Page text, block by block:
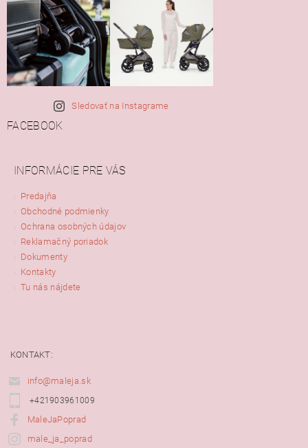
Sledovať na Instagrame
FACEBOOK
INFORMÁCIE PRE VÁS
Predajňa
Obchodné podmienky
Ochrana osobných údajov
Reklamačný poriadok
Dokumenty
Kontakty
Tu nás nájdete
KONTAKT:
info@maleja.sk
+421903961009
MaleJaPoprad
male_ja_poprad